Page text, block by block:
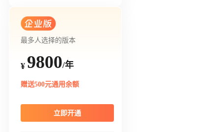
最多人选择的版本
¥ 9800/年
赠送500元通用余额
立即开通